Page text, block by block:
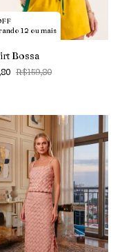
12 ou mais
Bossa
R$159,80